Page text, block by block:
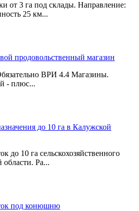
от 3 га под склады. Направление:
25 км...
продовольственный магазин
ВРИ 4.4 Магазины.
- плюс...
до 10 га в Калужской
до 10 га сельскохозяйственного
области. Ра...
под конюшню